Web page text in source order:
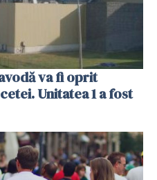
va fi oprit
Unitatea 1 a fost